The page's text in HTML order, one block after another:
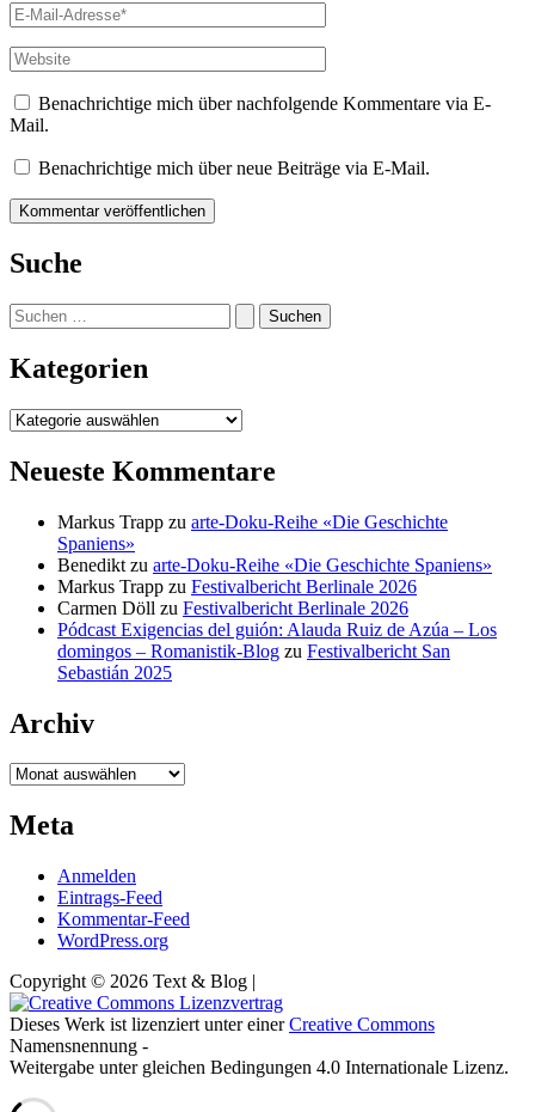
E-
Mail-
Adresse*
Website
Benachrichtige mich über nachfolgende Kommentare via E-
Mail.
Benachrichtige mich über neue Beiträge via E-Mail.
Suche
Suchen
nach:
Kategorien
Kategorien
Neueste Kommentare
Markus Trapp zu arte-Doku-Reihe «Die Geschichte
Spaniens»
Benedikt zu arte-Doku-Reihe «Die Geschichte Spaniens»
Markus Trapp zu Festivalbericht Berlinale 2026
Carmen Döll zu Festivalbericht Berlinale 2026
Pódcast Exigencias del guión: Alauda Ruiz de Azúa – Los
domingos – Romanistik-Blog zu Festivalbericht San
Sebastián 2025
Archiv
Archiv
Meta
Anmelden
Eintrags-Feed
Kommentar-Feed
WordPress.org
Copyright © 2026 Text & Blog |
Dieses Werk ist lizenziert unter einerCreative Commons
Namensnennung -
Weitergabe unter gleichen Bedingungen 4.0 Internationale Lizenz.